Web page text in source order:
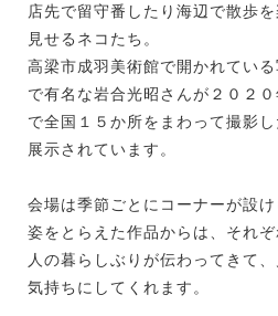
店先で留守番したり海辺で散歩
見せるネコたち。
高梁市成羽美術館で開かれてい
で有名な岩合光昭さんが２０２
で全国１５か所をまわって撮影
展示されています。
会場は季節ごとにコーナーが設
姿をとらえた作品からは、それ
人の暮らしぶりが伝わってきて
気持ちにしてくれます。